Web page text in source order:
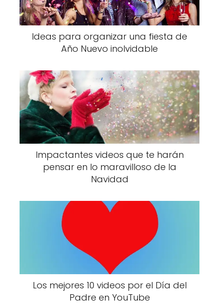
Ideas para organizar una fiesta de
Año Nuevo inolvidable
Impactantes videos que te harán
pensar en lo maravilloso de la
Navidad
Los mejores 10 videos por el Día del
Padre en YouTube